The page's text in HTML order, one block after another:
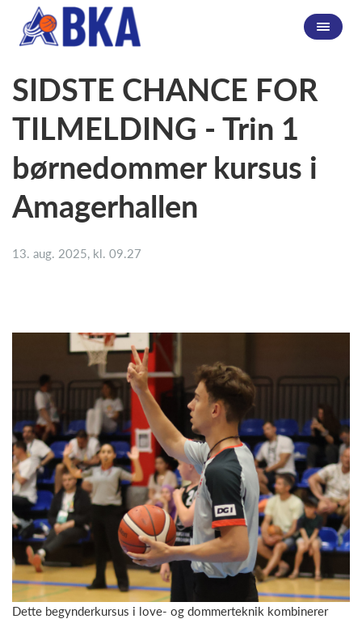
SIDSTE CHANCE FOR
TILMELDING - Trin 1
børnedommer kursus i
Amagerhallen
13. aug. 2025, kl. 09.27
Dette begynderkursus i love- og dommerteknik kombinerer